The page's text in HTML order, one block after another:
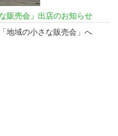
販売会」出店のお知らせ
地域の小さな販売会」へ